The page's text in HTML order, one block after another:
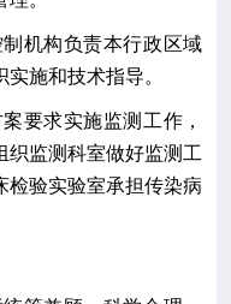
机构负责本行政区域
施和技术指导。
要求实施监测工作，
织监测科室做好监测工
检验实验室承担传染病